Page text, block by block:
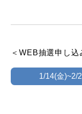
＜WEB抽選申し
1/14(金)~2/